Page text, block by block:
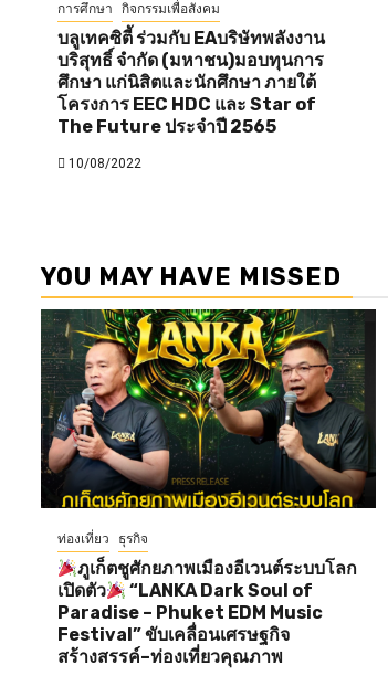
การศึกษา กิจกรรมเพื่อสังคม
บลูเทคซิตี้ ร่วมกับ EAบริษัทพลังงาน
บริสุทธิ์ จำกัด (มหาชน)มอบทุนการ
ศึกษา แก่นิสิตและนักศึกษา ภายใต้
โครงการ EEC HDC และ Star of
The Future ประจําปี 2565
10/08/2022
YOU MAY HAVE MISSED
ท่องเที่ยว ธุรกิจ
ภูเก็ตชูศักยภาพเมืองอีเวนต์ระบบโลก
เปิดตัว
“LANKA Dark Soul of
Paradise – Phuket EDM Music
Festival” ขับเคลื่อนเศรษฐกิจ
สร้างสรรค์–ท่องเที่ยวคุณภาพ